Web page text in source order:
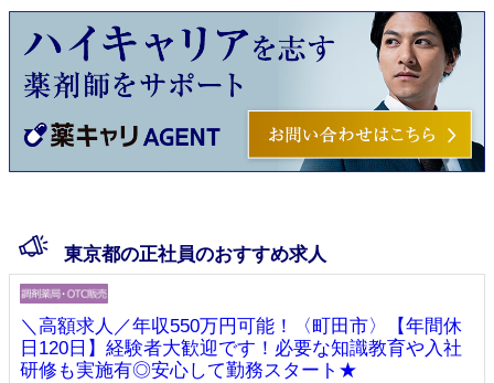
東京都の正社員のおすすめ求人
＼高額求人／年収550万円可能！〈町田市〉【年間休
日120日】経験者大歓迎です！必要な知識教育や入社
研修も実施有◎安心して勤務スタート★